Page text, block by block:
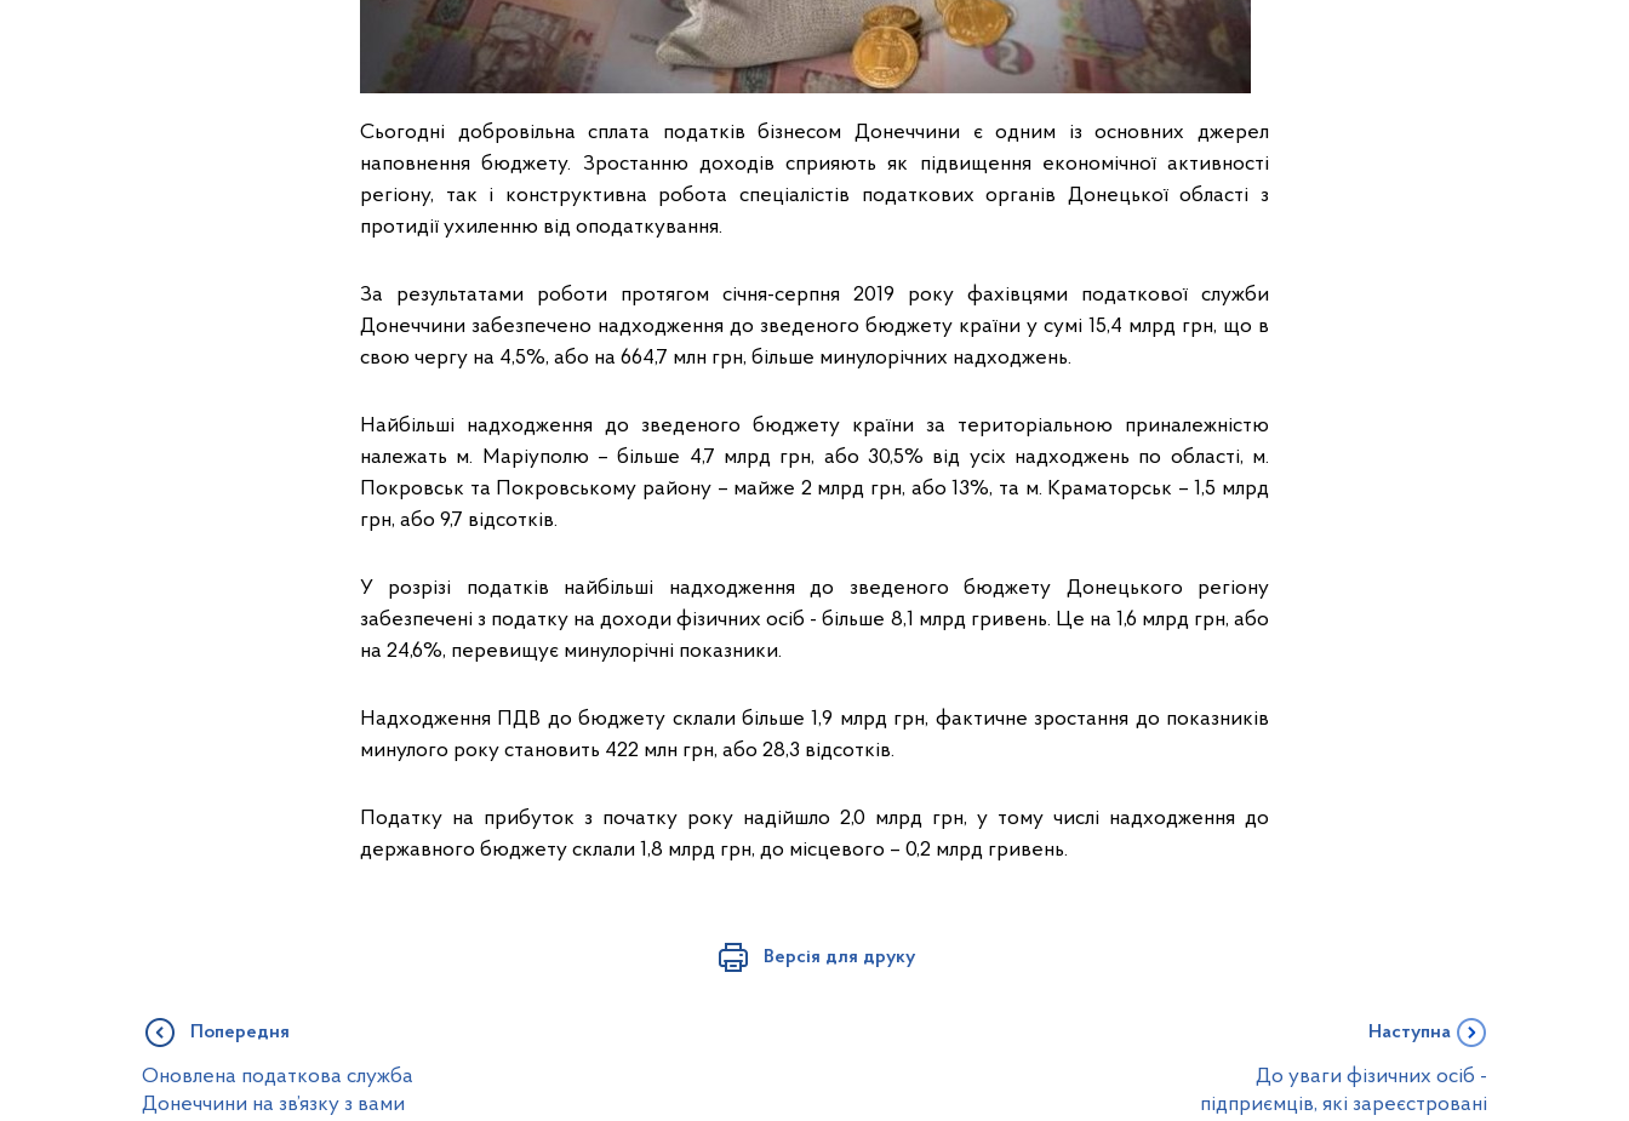
Сьогодні добровільна сплата податків бізнесом Донеччини є одним із основних джерел
наповнення бюджету. Зростанню доходів сприяють як підвищення економічної активності
регіону, так і конструктивна робота спеціалістів податкових органів Донецької області з
протидії ухиленню від оподаткування.
За результатами роботи протягом січня-серпня 2019 року фахівцями податкової служби
Донеччини забезпечено надходження до зведеного бюджету країни у сумі 15,4 млрд грн, що в
свою чергу на 4,5%, або на 664,7 млн грн, більше минулорічних надходжень.
Найбільші надходження до зведеного бюджету країни за територіальною приналежністю
належать м. Маріуполю – більше 4,7 млрд грн, або 30,5% від усіх надходжень по області, м.
Покровськ та Покровському району – майже 2 млрд грн, або 13%, та м. Краматорськ – 1,5 млрд
грн, або 9,7 відсотків.
У розрізі податків найбільші надходження до зведеного бюджету Донецького регіону
забезпечені з податку на доходи фізичних осіб - більше 8,1 млрд гривень. Це на 1,6 млрд грн, або
на 24,6%, перевищує минулорічні показники.
Надходження ПДВ до бюджету склали більше 1,9 млрд грн, фактичне зростання до показників
минулого року становить 422 млн грн, або 28,3 відсотків.
Податку на прибуток з початку року надійшло 2,0 млрд грн, у тому числі надходження до
державного бюджету склали 1,8 млрд грн, до місцевого – 0,2 млрд гривень.
Версія для друку
Попередня
Оновлена податкова служба
Донеччини на зв’язку з вами
Наступна
До уваги фізичних осіб -
підприємців, які зареєстровані